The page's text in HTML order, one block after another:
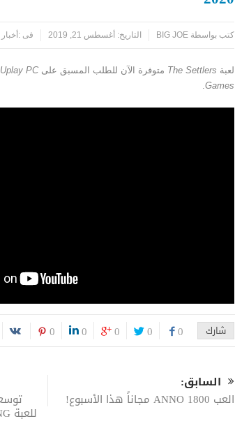
كتب بواسطة BIG JOE التاريخ: أغسطس 21, 2019 فى : أخبار
لعبة The Settlers متوفرة الآن للطلب المسبق علىUplay PC
Games
.
شارك 0
0
0
0
0
السابق:
العب ANNO 1800 مجاناً هذا الأسبوع!
للعبة TRIALS® RISING في 10 سبتمبر